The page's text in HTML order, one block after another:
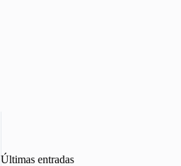
Últimas entradas